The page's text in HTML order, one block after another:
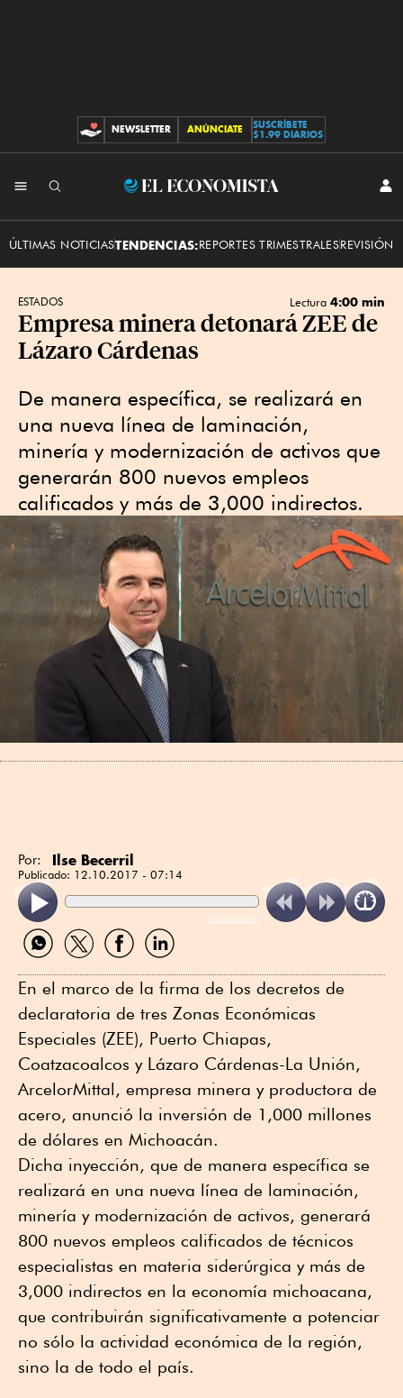
CONTRIBUCIONES
NEWSLETTER ANÚNCIATE
SUSCRÍBETE
$1.99 DIARIOS
El
ÚLTIMAS NOTICIASTENDENCIAS:REPORTES TRIMESTRALESREVISIÓN
ESTADOS Lectura 4:00 min
Empresa minera detonará ZEE de
Lázaro Cárdenas
De manera específica, se realizará en
una nueva línea de laminación,
minería y modernización de activos que
generarán 800 nuevos empleos
calificados y más de 3,000 indirectos.
Por: Ilse Becerril
Publicado: 12.10.2017 - 07:14
ReadSpeaker
Compartir
por
Compartir
por
Compartir
por
Compartir
por
En el marco de la firma de los decretos de
declaratoria de tres Zonas Económicas
Especiales (ZEE), Puerto Chiapas,
Coatzacoalcos y Lázaro Cárdenas-La Unión,
ArcelorMittal, empresa minera y productora de
acero, anunció la inversión de 1,000 millones
de dólares en Michoacán.
Dicha inyección, que de manera específica se
realizará en una nueva línea de laminación,
minería y modernización de activos, generará
800 nuevos empleos calificados de técnicos
especialistas en materia siderúrgica y más de
3,000 indirectos en la economía michoacana,
que contribuirán significativamente a potenciar
no sólo la actividad económica de la región,
sino la de todo el país.